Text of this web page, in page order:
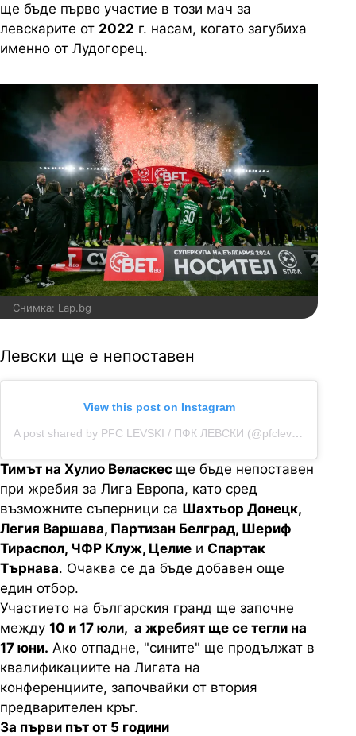
ще бъде първо участие в този мач за
левскарите от 2022 г. насам, когато загубиха
именно от Лудогорец.
Снимка: Lap.bg
Левски ще е непоставен
View this post on Instagram
A post shared by PFC LEVSKI / ПФК ЛЕВСКИ (@pfclevskiofficial)
Тимът на Хулио Веласкес ще бъде непоставен
при жребия за Лига Европа, като сред
възможните съперници са Шахтьор Донецк,
Легия Варшава, Партизан Белград, Шериф
Тираспол, ЧФР Клуж, Целие и Спартак
Търнава. Очаква се да бъде добавен още
един отбор.
Участието на българския гранд ще започне
между 10 и 17 юли, а жребият ще се тегли на
17 юни. Ако отпадне, "сините" ще продължат в
квалификациите на Лигата на
конференциите, започвайки от втория
предварителен кръг.
За първи път от 5 години